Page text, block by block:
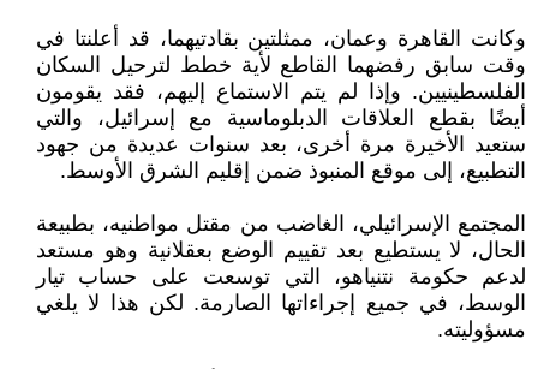
وكانت القاهرة وعمان، ممثلتين بقادتيهما، قد أعلنتا في
وقت سابق رفضهما القاطع لأية خطط لترحيل السكان
الفلسطينيين. وإذا لم يتم الاستماع إليهم، فقد يقومون
أيضًا بقطع العلاقات الدبلوماسية مع إسرائيل، والتي
ستعيد الأخيرة مرة أخرى، بعد سنوات عديدة من جهود
التطبيع، إلى موقع المنبوذ ضمن إقليم الشرق الأوسط.
المجتمع الإسرائيلي، الغاضب من مقتل مواطنيه، بطبيعة
الحال، لا يستطيع بعد تقييم الوضع بعقلانية وهو مستعد
لدعم حكومة نتنياهو، التي توسعت على حساب تيار
الوسط، في جميع إجراءاتها الصارمة. لكن هذا لا يلغي
مسؤوليته.